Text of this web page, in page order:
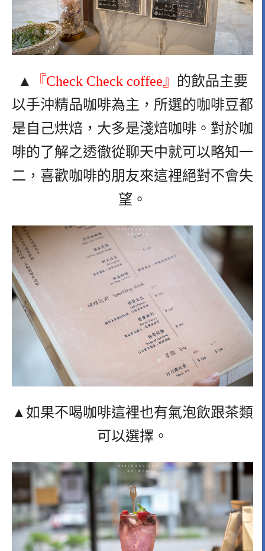
▲ 『Check Check coffee』 的飲品主要
以手沖精品咖啡為主，所選的咖啡豆都
是自己烘焙，大多是淺焙咖啡。對於咖
啡的了解之透徹從聊天中就可以略知一
二，喜歡咖啡的朋友來這裡絕對不會失
望。
▲如果不喝咖啡這裡也有氣泡飲跟茶類
可以選擇。